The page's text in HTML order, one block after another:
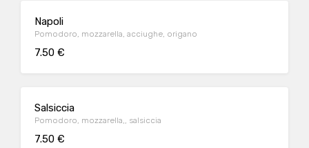
Napoli
Pomodoro, mozzarella, acciughe, origano
7.50 €
Salsiccia
Pomodoro, mozzarella,, salsiccia
7.50 €